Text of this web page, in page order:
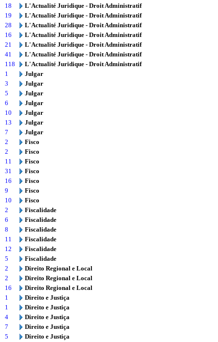
18
L'Actualité Juridique - Droit Administratif
19
L'Actualité Juridique - Droit Administratif
28
L'Actualité Juridique - Droit Administratif
16
L'Actualité Juridique - Droit Administratif
21
L'Actualité Juridique - Droit Administratif
41
L'Actualité Juridique - Droit Administratif
118
L'Actualité Juridique - Droit Administratif
1
Julgar
3
Julgar
5
Julgar
6
Julgar
10
Julgar
13
Julgar
7
Julgar
2
Fisco
2
Fisco
11
Fisco
31
Fisco
16
Fisco
9
Fisco
10
Fisco
2
Fiscalidade
6
Fiscalidade
8
Fiscalidade
11
Fiscalidade
12
Fiscalidade
5
Fiscalidade
2
Direito Regional e Local
2
Direito Regional e Local
16
Direito Regional e Local
1
Direito e Justiça
1
Direito e Justiça
4
Direito e Justiça
7
Direito e Justiça
5
Direito e Justiça